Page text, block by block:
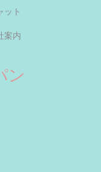
ット
案内
ン